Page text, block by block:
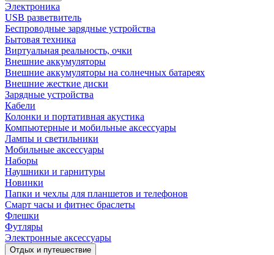
Электроника
USB разветвитель
Беспроводные зарядные устройства
Бытовая техника
Виртуальная реальность, очки
Внешние аккумуляторы
Внешние аккумуляторы на солнечных батареях
Внешние жесткие диски
Зарядные устройства
Кабели
Колонки и портативная акустика
Компьютерные и мобильные аксессуары
Лампы и светильники
Мобильные аксессуары
Наборы
Наушники и гарнитуры
Новинки
Папки и чехлы для планшетов и телефонов
Смарт часы и фитнес браслеты
Флешки
Футляры
Электронные аксессуары
Отдых и путешествие